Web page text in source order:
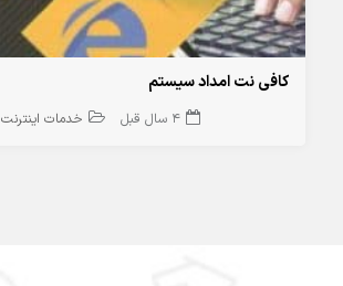
کافی نت امداد سیستم
4 سال قبل خدمات اینترنت